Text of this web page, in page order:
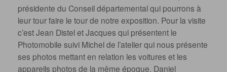
présidente du Conseil départemental qui pourrons à
leur tour faire le tour de notre exposition. Pour la visite
c’est Jean Distel et Jacques qui présentent le
Photomobile suivi Michel de l’atelier qui nous présente
ses photos mettant en relation les voitures et les
appareils photos de la même époque. Daniel